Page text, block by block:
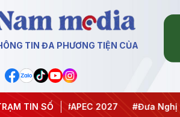
TIN ĐA PHƯƠNG TIỆN CỦA
TIN SỐ
3 #APEC 2027 #Đưa Nghị quyết